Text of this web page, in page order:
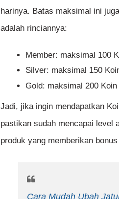
harinya. Batas maksimal ini
adalah rinciannya:
Member: maksimal 100
Silver: maksimal 150
Gold: maksimal 200
Jadi, jika ingin mendapatkan
pastikan sudah mencapai level
produk yang memberikan
Cara Mudah Ubah